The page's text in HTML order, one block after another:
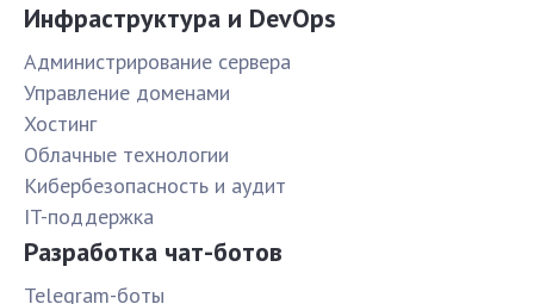
Инфраструктура и DevOps
Администрирование сервера
Управление доменами
Хостинг
Облачные технологии
Кибербезопасность и аудит
IT-поддержка
Разработка чат-ботов
Telegram-боты